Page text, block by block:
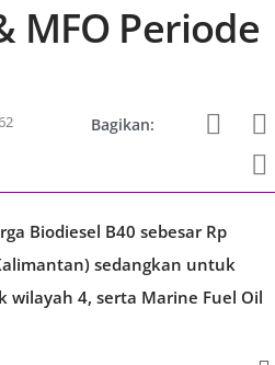
MFO Periode
Bagikan:
Biodiesel B40 sebesar Rp
sedangkan untuk
wilayah 4, serta Marine Fuel Oil